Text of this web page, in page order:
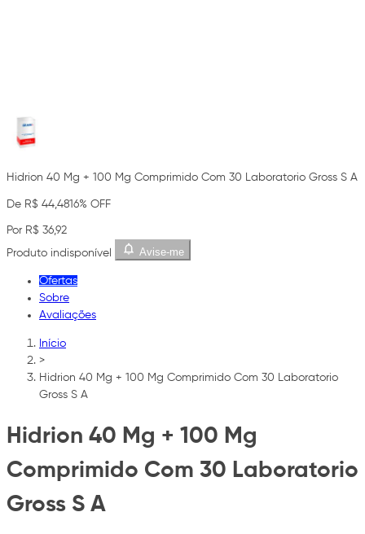
Hidrion 40 Mg + 100 Mg Comprimido Com 30 Laboratorio Gross S A
De R$ 44,4816% OFF
Por R$ 36,92
Produto indisponível
Avise-me
Ofertas
Sobre
Avaliações
Início
>
Hidrion 40 Mg + 100 Mg Comprimido Com 30 Laboratorio
Gross S A
Hidrion 40 Mg + 100 Mg
Comprimido Com 30 Laboratorio
Gross S A